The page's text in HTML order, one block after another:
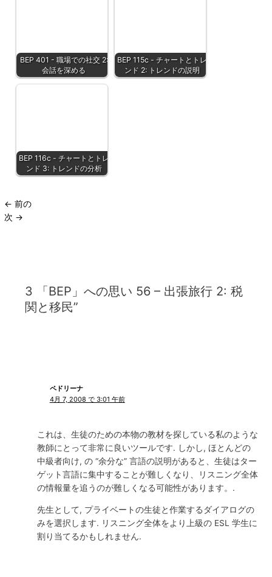
BEP 401 - 職場での社交 2:
会話を深める
BEP 115c - チャートとトレ
ンド 2: トレンドの説明
BEP 116c - チャートとトレ
ンド 3: トレンドの分析
← 前の
次 →
3 「BEP」への思い 56 – 出張旅行 2: 税
関と移民”
ペドリーナ
4月 7, 2008 で 3:01 午前
これは、生徒のための本物の教材を探している私のような
教師にとって非常に良いツールです. しかし, ほとんどの
中級者向け, の “余分な” 言語の説明があると、生徒はター
ゲット言語に集中することが難しくなり、リスニング全体
の情報量を追うのが難しくなる可能性があります。.
先生として, プライベートの生徒と作業するダイアログの
みを選択します. リスニング全体をより上級の ESL 学生に
割り当てるかもしれません.